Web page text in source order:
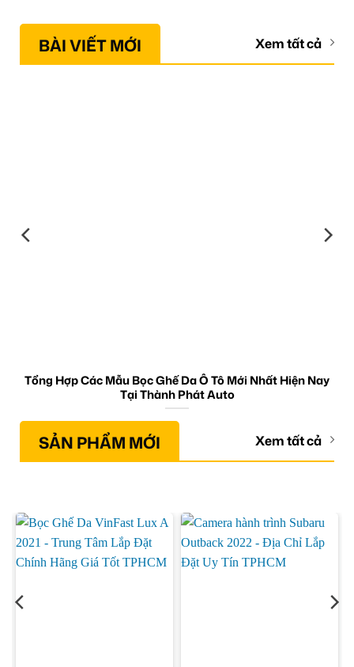
BÀI VIẾT MỚI Xem tất cả
Tổng Hợp Các Mẫu Bọc Ghế Da Ô Tô Mới Nhất Hiện Nay
Tại Thành Phát Auto
SẢN PHẨM MỚI Xem tất cả